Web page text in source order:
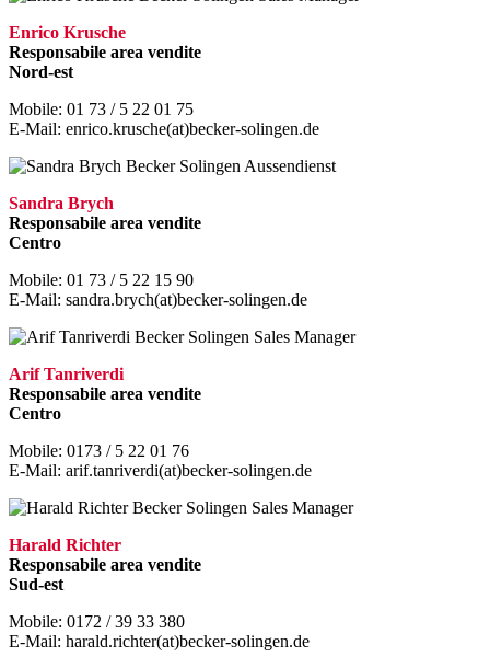
Enrico Krusche
Responsabile area vendite
Nord-est
Mobile: 01 73 / 5 22 01 75
E-Mail: enrico.krusche(at)becker-solingen.de
Sandra Brych
Responsabile area vendite
Centro
Mobile: 01 73 / 5 22 15 90
E-Mail: sandra.brych(at)becker-solingen.de
Arif Tanriverdi
Responsabile area vendite
Centro
Mobile: 0173 / 5 22 01 76
E-Mail: arif.tanriverdi(at)becker-solingen.de
Harald Richter
Responsabile area vendite
Sud-est
Mobile: 0172 / 39 33 380
E-Mail: harald.richter(at)becker-solingen.de